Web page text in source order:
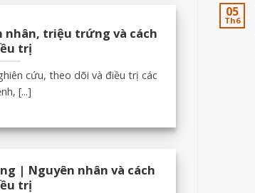
nhân, triệu trứng và cách
trị
cứu, theo dõi và điều trị các
[...]
| Nguyên nhân và cách
trị
05
Th6